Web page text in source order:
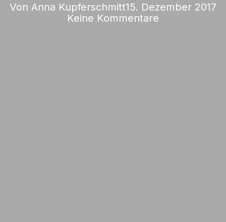
Von Anna Kupferschmitt15. Dezember 2017
Keine Kommentare